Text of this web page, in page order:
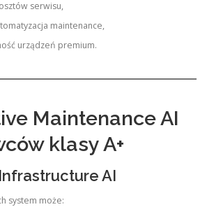
serwisu,
maintenance,
urządzeń premium.
Maintenance AI
klasy A+
AI
system może: